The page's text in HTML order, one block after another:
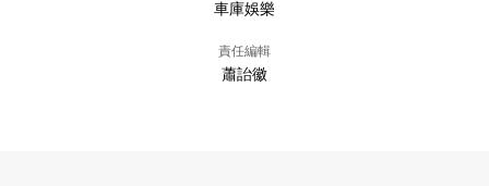
車庫娛樂
責任編輯
蕭詒徽